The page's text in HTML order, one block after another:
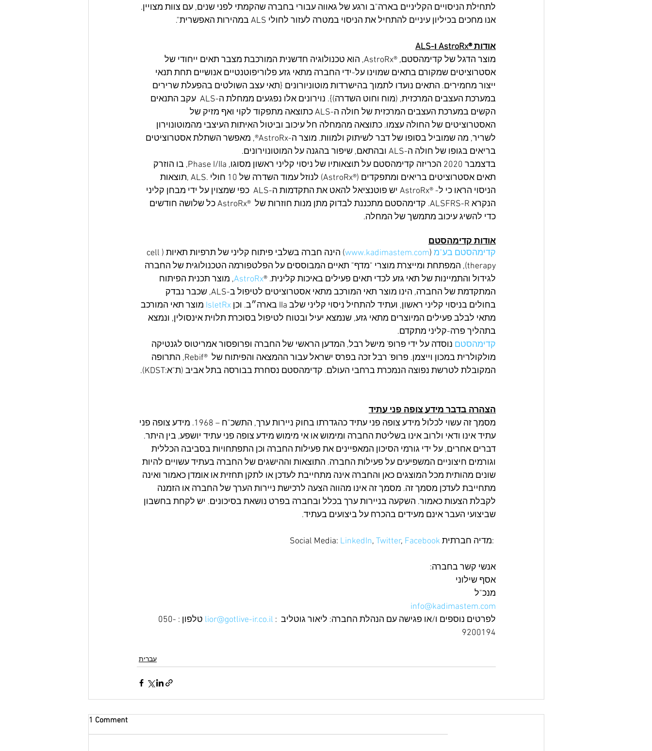
לתחילת הניסויים הקליניים בארה"ב ורגע של גאווה עבורי בחברה שהקמתי לפני שנים, עם צוות מצויין.
אנו מחכים בכיליון עיניים להתחיל את הניסוי במטרה לעזור לחולי ALS במהירות האפשרית".
אודות ®AstroRx ו-ALS
מוצר הדגל של קדימהסטם, ®AstroRx, הוא טכנולוגיה חדשנית המורכבת מצבר תאים ייחודי של
אסטרוציטים שמקורם בתאים שמוינו על-ידי החברה מתאי גזע פלוריפוטנטיים אנושיים תחת תנאי
ייצור מחמירים. התאים נועדו לתמוך בהישרדות מוטוניורונים {תאי עצב השולטים בהפעלת שרירים
במערכת העצבים המרכזית, (מוח וחוט השדרה)}. נוירונים אלו נפגעים ממחלת ה-ALS  עקב התנאים
הקשים במערכת העצבים המרכזית של חולה ה-ALS כתוצאה מתפקוד לקוי ואף מזיק של
האסטרוציטים של החולה עצמו. כתוצאה מהמחלה חל עיכוב וביטול האיתות העיצבי מהמוטונוירון
לשריר, מה שמוביל בסופו של דבר לשיתוק ולמוות. מוצר ה-AstroRx®, מאפשר השתלת אסטרוציטים
בריאים בגופו של חולה ה-ALS ובהתאם, שיפור בהגנה על המוטונוירונים.
בדצמבר 2020 הכריזה קדימהסטם על תוצאותיו של ניסוי קליני ראשון מסוגו, Phase I/IIa, בו הוזרק
תאים אסטרוציטים בריאים ומתפקדים (®AstroRx) לנוזל עמוד השדרה של 10 חולי .ALS ,תוצאות
הניסוי הראו כי ל- ®AstroRx יש פוטנציאל להאט את התקדמות ה-ALS  כפי שמצוין על ידי מבחן קליני
הנקרא ALSFRS-R. קדימהסטם מתכננת לבדוק מתן מנות חוזרות של  ®AstroRx כל שלושה חודשים
כדי להשיג עיכוב מתמשך של המחלה.
אודות קדימהסטם
קדימהסטם בע"מ (
www.kadimastem.com
) הינה חברה בשלבי פיתוח קליני של תרפיות תאיות (cell
therapy), המפתחת ומייצרת מוצרי "מדף" תאיים המבוססים על הפלטפורמה הטכנולוגית של החברה
לגידול והתמיינות של תאי גזע לכדי תאים פעילים באיכות קלינית. ®AstroRx, מוצר תכנית הפיתוח
המתקדמת של החברה, הינו מוצר תאי המורכב מתאי אסטרוציטים לטיפול ב-ALS, שכבר נבדק
בחולים בניסוי קליני ראשון, ועתיד להתחיל ניסוי קליני שלב IIa בארה״ב. וכן
IsletRx מוצר תאי המורכב
מתאי לבלב פעילים המיוצרים מתאי גזע, שנמצא יעיל ובטוח לטיפול בסוכרת תלוית אינסולין, ונמצא
בתהליך פרה-קליני מתקדם.
קדימהסטם נוסדה על ידי פרופ' מישל רבל, המדען הראשי של החברה ופרופסור אמריטוס לגנטיקה
מולקולרית במכון וייצמן. פרופ' רבל זכה בפרס ישראל עבור ההמצאה והפיתוח של  ®Rebif, התרופה
המקובלת לטרשת נפוצה הנמכרת ברחבי העולם. קדימהסטם נסחרת בבורסה בתל אביב (ת"א:KDST).
הצהרה בדבר מידע צופה פני עתיד
מסמך זה עשוי לכלול מידע צופה פני עתיד כהגדרתו בחוק ניירות ערך, התשכ"ח – 1968. מידע צופה פני
עתיד אינו ודאי ולרוב אינו בשליטת החברה ומימוש או אי מימוש מידע צופה פני עתיד יושפע, בין היתר.
דברים אחרים, על ידי גורמי הסיכון המאפיינים את פעילות החברה וכן התפתחויות בסביבה הכללית
וגורמים חיצוניים המשפיעים על פעילות החברה. התוצאות וההישגים של החברה בעתיד עשויים להיות
שונים מהותית מכל המוצגים כאן והחברה אינה מתחייבת לעדכן או לתקן תחזית או אומדן כאמור ואינה
מתחייבת לעדכן מסמך זה. מסמך זה אינו מהווה הצעה לרכישת ניירות הערך של החברה או הזמנה
לקבלת הצעות כאמור. השקעה בניירות ערך בכלל ובחברה בפרט נושאת בסיכונים. יש לקחת בחשבון
שביצועי העבר אינם מעידים בהכרח על ביצועים בעתיד.
Social Media: LinkedIn, Twitter, Facebook מדיה חברתית:
אנשי קשר בחברה:
אסף שילוני
מנכ"ל
info@kadimastem.com
לפרטים נוספים ו/או פגישה עם הנהלת החברה: ליאור גוטליב  : lior@gotlive-ir.co.il
טלפון : 050-
9200194
עברית
1 Comment